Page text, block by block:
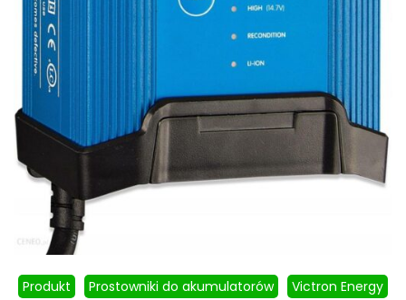
Produkt Prostowniki do akumulatorów Victron Energy